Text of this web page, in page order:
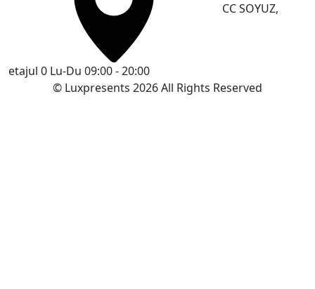
CC SOYUZ,
etajul 0 Lu-Du 09:00 - 20:00
© Luxpresents 2026 All Rights Reserved